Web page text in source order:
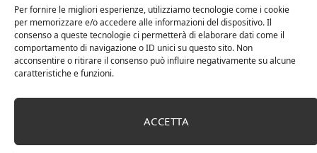
Per fornire le migliori esperienze, utilizziamo tecnologie come i cookie
per memorizzare e/o accedere alle informazioni del dispositivo. Il
consenso a queste tecnologie ci permetterà di elaborare dati come il
comportamento di navigazione o ID unici su questo sito. Non
acconsentire o ritirare il consenso può influire negativamente su alcune
caratteristiche e funzioni.
ACCETTA
Amazon Basics Martin – Libreria, 35 x 114 x 78 cm
(Lu x La x A), effetto quercia(In precedenza
marchio Movian)